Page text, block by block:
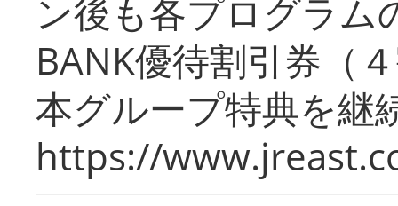
ン後も各プログラム
BANK優待割引券（
本グループ特典を継
https://